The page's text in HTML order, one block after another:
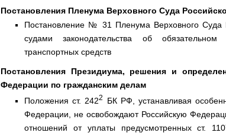
Постановления Пленума Верховного Суда
Постановление № 31 Пленума Верховного
судами законодательства об обязательном
транспортных средств
Постановления Президиума, решения и
Федерации по гражданским делам
Положения ст. 2422
БК РФ, устанавливая
Федерации, не освобождают Российскую
отношений от уплаты предусмотренных ст.